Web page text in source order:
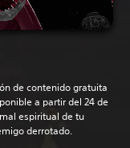
de contenido gratuita
a partir del 24 de
espiritual de tu
derrotado.